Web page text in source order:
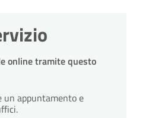
online tramite questo
un appuntamento e